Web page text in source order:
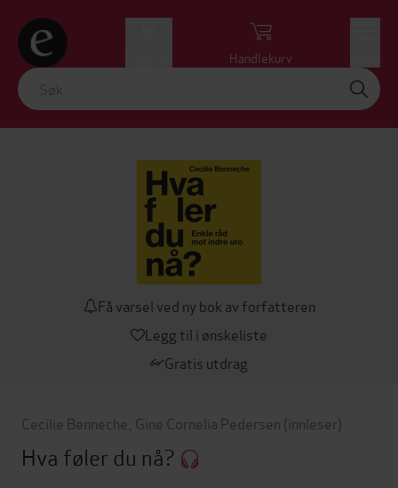
Handlekurv
Få varsel ved ny bok av forfatteren
Legg til i ønskeliste
Gratis utdrag
Cecilie Benneche Gine Cornelia Pedersen (innleser)
Hva føler du nå?